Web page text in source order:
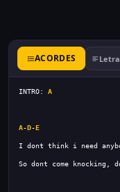
ACORDES Letra
INTRO: A
A-D-E